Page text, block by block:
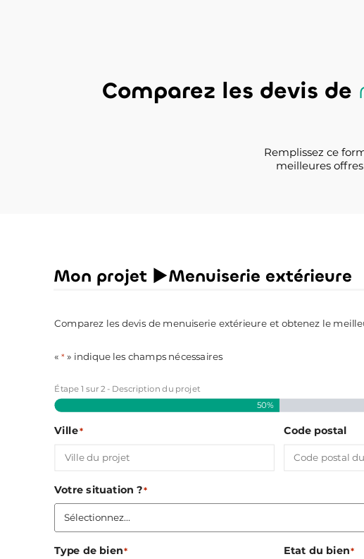
Comparez les devis de
Remplissez ce
meilleures
Mon projet ►Menuiserie extérieure
Comparez les devis de menuiserie extérieure et obtenez le
«* » indique les champs nécessaires
Étape1 sur2 - Description du projet
50%
Ville* Code postal
Votre situation ?*
Type de bien* Etat du bien*